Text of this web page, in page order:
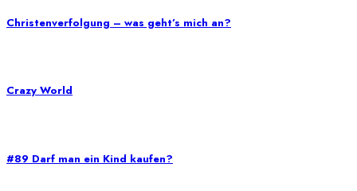
Christenverfolgung – was geht’s mich an?
Crazy World
#89 Darf man ein Kind kaufen?